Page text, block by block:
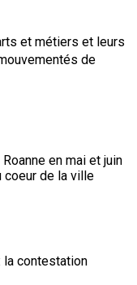
et métiers et leurs
de
en mai et juin
coeur de la ville
la contestation